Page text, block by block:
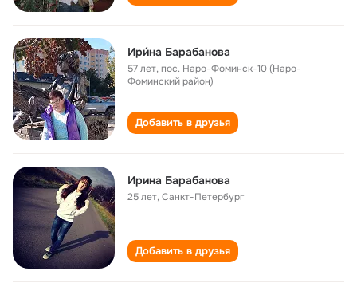
Ири́на Барабанова
57 лет,пос. Наро-Фоминск-10 (Наро-
Фоминский район)
Добавить в друзья
Ирина Барабанова
25 лет,Санкт-Петербург
Добавить в друзья